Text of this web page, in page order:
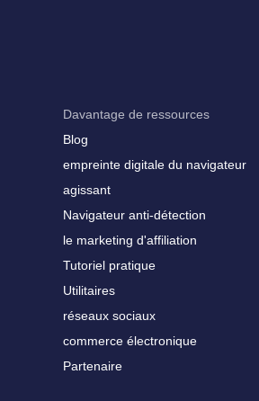
Davantage de ressources
Blog
empreinte digitale du navigateur
agissant
Navigateur anti-détection
le marketing d'affiliation
Tutoriel pratique
Utilitaires
réseaux sociaux
commerce électronique
Partenaire